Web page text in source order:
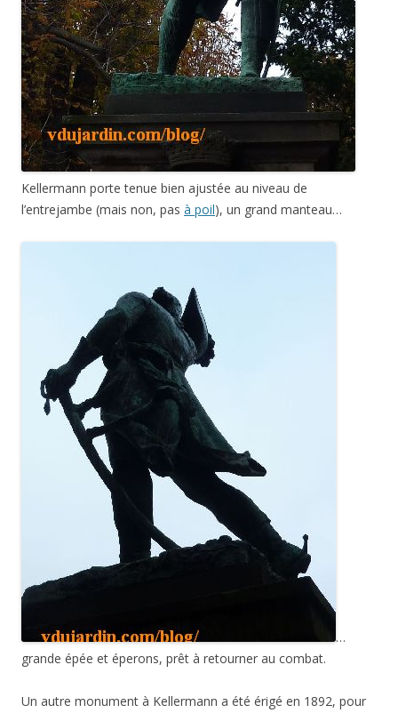
Kellermann porte tenue bien ajustée au niveau de
l’entrejambe (mais non, pas à poil), un grand manteau…
…
grande épée et éperons, prêt à retourner au combat.
Un autre monument à Kellermann a été érigé en 1892, pour